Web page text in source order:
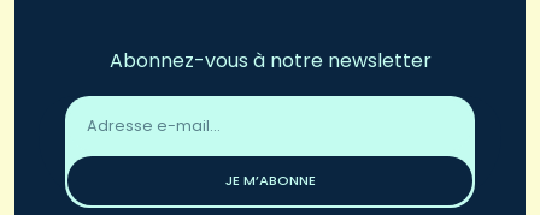
Abonnez-vous à notre newsletter
Adresse
email
JE M’ABONNE